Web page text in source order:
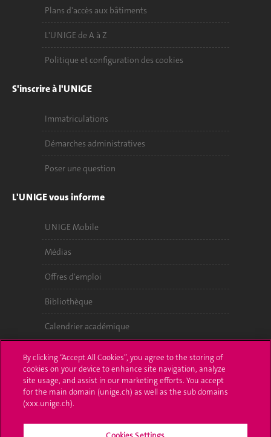
Plans d'accès aux bâtiments
L'UNIGE de A à Z
Politique et configuration des cookies
S'inscrire à l'UNIGE
Immatriculations
Démarches administratives
Poser une question
L'UNIGE vous informe
UNIGE Mobile
Médias
Offres d'emploi
Bibliothèque
Calendrier académique
Médias sociaux UNIGE
By clicking “Accept All Cookies”, you agree to the storing of
cookies on your device to enhance site navigation, analyze
site usage, and assist in our marketing efforts. You accept
for the main domain (unige.ch) as well as the sub domains
(xxx.unige.ch).